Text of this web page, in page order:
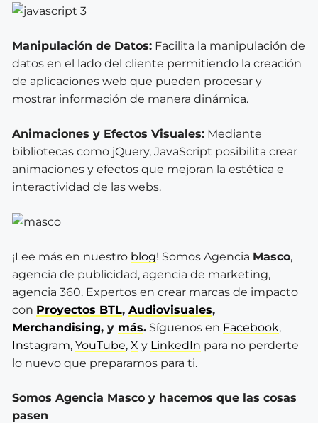
Manipulación de Datos: Facilita la manipulación de
datos en el lado del cliente permitiendo la creación
de aplicaciones web que pueden procesar y
mostrar información de manera dinámica.
Animaciones y Efectos Visuales: Mediante
bibliotecas como jQuery, JavaScript posibilita crear
animaciones y efectos que mejoran la estética e
interactividad de las webs.
¡Lee más en nuestro blog! Somos Agencia Masco,
agencia de publicidad, agencia de marketing,
agencia 360. Expertos en crear marcas de impacto
con Proyectos BTL, Audiovisuales,
Merchandising, y más. Síguenos en Facebook,
Instagram, YouTube, X y LinkedIn para no perderte
lo nuevo que preparamos para ti.
Somos Agencia Masco y hacemos que las cosas
pasen